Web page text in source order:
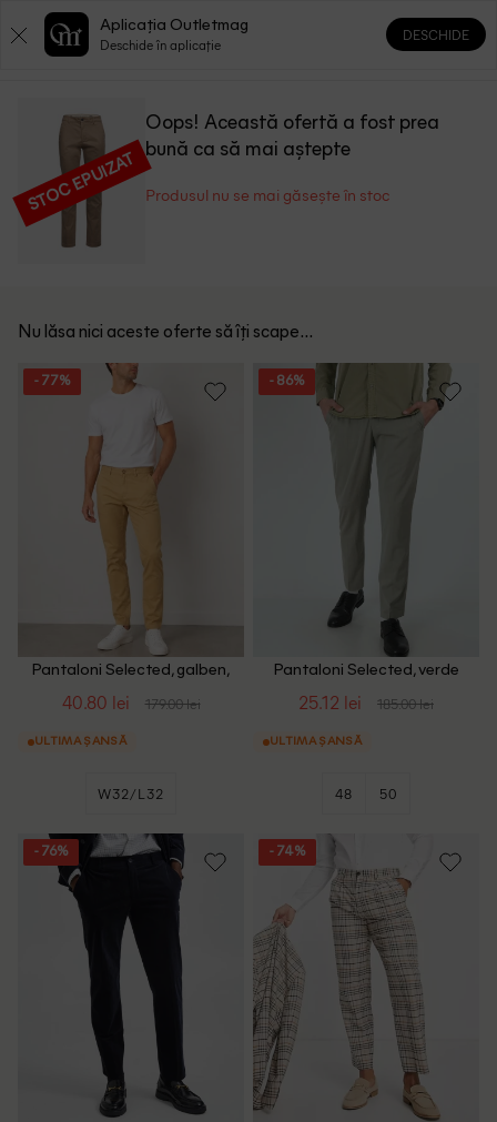
0 0
STOC EPUIZAT
Oops! Această ofertă a fost prea
bună ca să mai aștepte
Produsul nu se mai găsește în stoc
Nu lăsa nici aceste oferte să îți scape...
- 77%
Pantaloni Selected, galben,
40.80 lei 179.00 lei
ULTIMA ȘANSĂ
W32/L32
- 86%
Pantaloni Selected, verde
25.12 lei 185.00 lei
ULTIMA ȘANSĂ
48 50
- 76% - 74%
Aplicația Outletmag
Deschide în aplicație
DESCHIDE